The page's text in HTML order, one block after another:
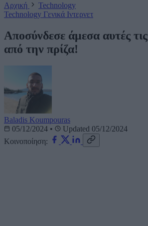
Αρχική
Technology
Technology Γενικά Ιντερνετ
Αποσύνδεσε άμεσα αυτές
από την πρίζα!
Baladis Koumpouras
05/12/2024 •
Updated 05/12/2024
Κοινοποίηση: